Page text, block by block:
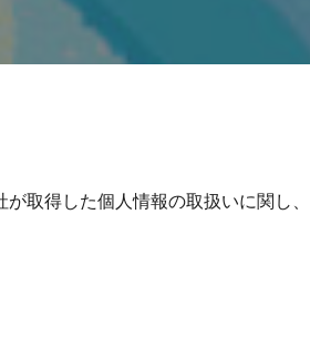
が取得した個人情報の取扱いに関し